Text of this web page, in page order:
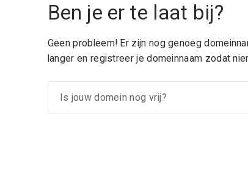
Ben je er te laat bij?
Geen probleem! Er zijn nog genoeg
langer en registreer je domeinnaam zodat